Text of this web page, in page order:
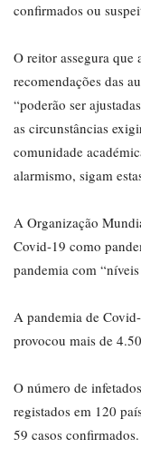
confirmados ou
O reitor assegura que
recomendações das
“poderão ser
as circunstâncias
comunidade
alarmismo, sigam
A Organização
Covid-19 como
pandemia com
A pandemia de
provocou mais de
O número de
registados em 120
59 casos confirmados.